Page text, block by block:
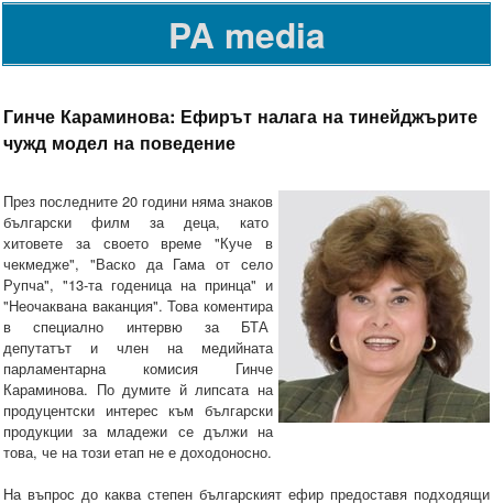
PA media
Гинче Караминова: Ефирът налага на тинейджърите
чужд модел на поведение
През последните 20 години няма знаков
български филм за деца, като
хитовете за своето време "Куче в
чекмедже", "Васко да Гама от село
Рупча", "13-та годеница на принца" и
"Неочаквана ваканция". Това коментира
в специално интервю за БТА
депутатът и член на медийната
парламентарна комисия Гинче
Караминова. По думите й липсата на
продуцентски интерес към български
продукции за младежи се дължи на
това, че на този етап не е доходоносно.
На въпрос до каква степен българският ефир предоставя подходящи